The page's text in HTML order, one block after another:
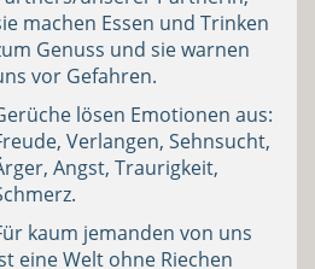
machen Essen und Trinken
Genuss und sie warnen
vor Gefahren.
lösen Emotionen aus:
Verlangen, Sehnsucht,
Angst, Traurigkeit,
kaum jemanden von uns
eine Welt ohne Riechen